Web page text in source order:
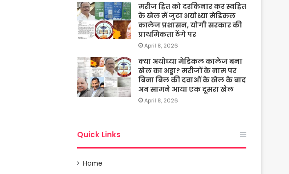
मरीज हित को दरकिनार कर स्वहित
के खेल में जुटा अयोध्या मेडिकल
कालेज प्रशासन, योगी सरकार की
प्राथमिकता ठेंगे पर
April 8, 2026
क्या अयोध्या मेडिकल कालेज बना
खेल का अड्डा? मरीजों के नाम पर
बिना बिल की दवाओं के खेल के बाद
अब सामने आया एक दूसरा खेल
April 8, 2026
Quick Links
Home